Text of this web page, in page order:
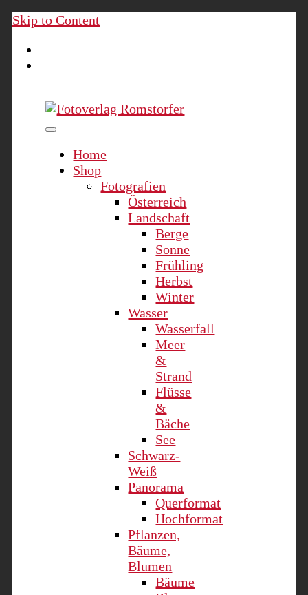
Skip to Content
Home
Shop
Fotografien
Österreich
Landschaft
Berge
Sonne
Frühling
Herbst
Winter
Wasser
Wasserfall
Meer
&
Strand
Flüsse
&
Bäche
See
Schwarz-
Weiß
Panorama
Querformat
Hochformat
Pflanzen,
Bäume,
Blumen
Bäume